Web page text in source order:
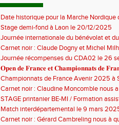
Date historique pour la Marche Nordique
Stage demi-fond à Laon le 20/12/2025
Journée internationale du bénévolat et
Carnet noir : Claude Dogny et Michel
Journée récompenses du CDA02 le 26
𝐎𝐩𝐞𝐧 𝐝𝐞 𝐅𝐫𝐚𝐧𝐜𝐞 𝐞𝐭 𝐂𝐡𝐚𝐦𝐩𝐢𝐨𝐧𝐧𝐚𝐭𝐬 𝐝𝐞
Championnats de France Avenir 2025 à
Carnet noir : Claudine Moncomble nous
STAGE printanier BE-MI / Formation
Match interdépartemental le 9 mars
Carnet noir : Gérard Cambreling nous à